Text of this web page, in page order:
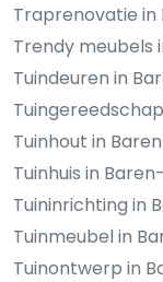
Traprenovatie
Trendy meubels
Tuindeuren in
Tuinhout in
Tuinhuis in
Tuininrichting in
Tuinmeubel in
Tuinontwerp in